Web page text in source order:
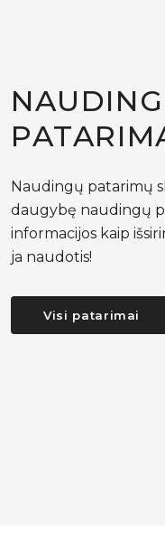
Naudingų patarimų
daugybę naudingų
informacijos kaip
ja naudotis!
Visi patarimai
metų
Miego